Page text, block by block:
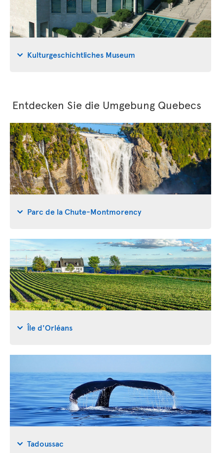
Kulturgeschichtliches Museum
Entdecken Sie die Umgebung Quebecs
Parc de la Chute-Montmorency
Île d'Orléans
Tadoussac